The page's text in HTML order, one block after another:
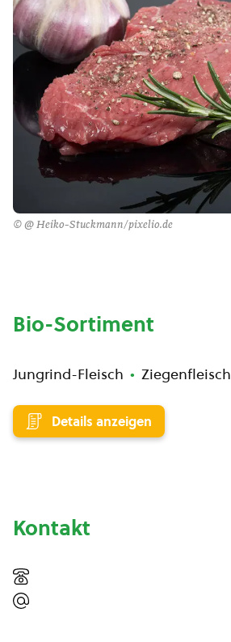
© @ Heiko-Stuckmann/pixelio.de
Bio-Sortiment
Jungrind-Fleisch Ziegenfleisch
Details anzeigen
Kontakt